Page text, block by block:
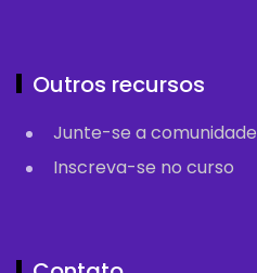
Outros recursos
Junte-se a comunidade
Inscreva-se no curso